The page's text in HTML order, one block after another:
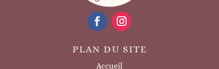
PLAN DU SITE
Accueil